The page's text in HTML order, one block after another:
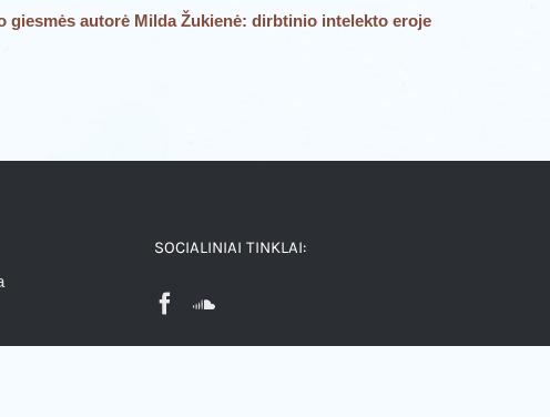
giesmės autorė Milda Žukienė: dirbtinio intelekto eroje
SOCIALINIAI TINKLAI: